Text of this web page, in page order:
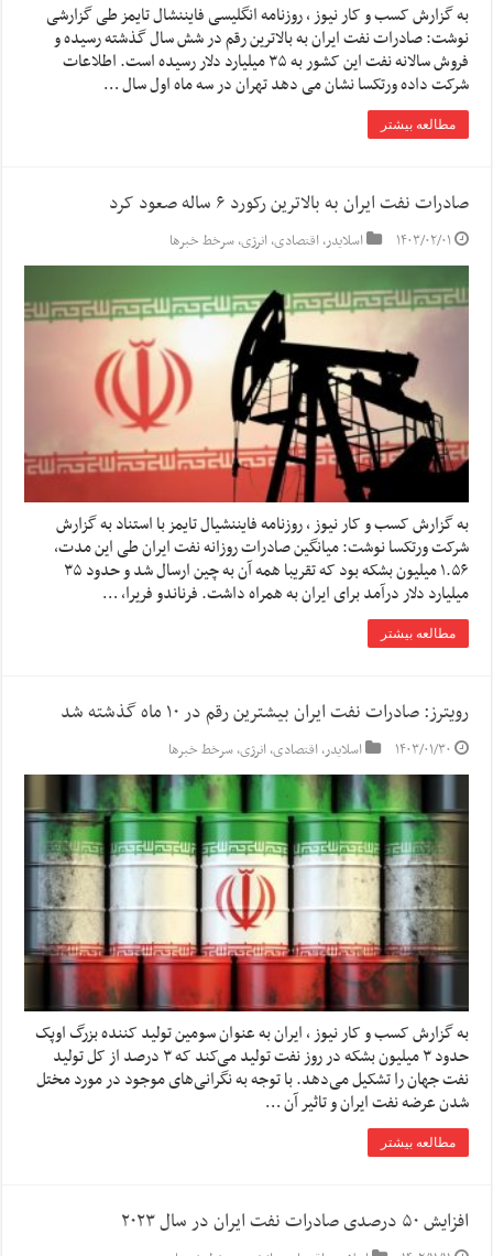
به گزارش کسب و کار نیوز ، روزنامه انگلیسی فایننشال تایمز طی گزارشی
نوشت: صادرات نفت ایران به بالاترین رقم در شش سال گذشته رسیده و
فروش سالانه نفت این کشور به ۳۵ میلیارد دلار رسیده است. اطلاعات
شرکت داده ورتکسا نشان می دهد تهران در سه ماه اول سال …
مطالعه بیشتر
صادرات نفت ایران به بالاترین رکورد ۶ ساله صعود کرد
۱۴۰۳/۰۲/۰۱ اسلایدر,اقتصادی,انرژی,سرخط خبرها
به گزارش کسب و کار نیوز ، روزنامه فایننشیال تایمز با استناد به گزارش
شرکت ورتکسا نوشت: میانگین صادرات روزانه نفت ایران طی این مدت،
۱.۵۶ میلیون بشکه بود که تقریبا همه آن به چین ارسال شد و حدود ۳۵
میلیارد دلار درآمد برای ایران به همراه داشت. فرناندو فریرا، …
مطالعه بیشتر
رویترز:‌ صادرات نفت ایران بیشترین رقم در ۱۰ ماه گذشته شد
۱۴۰۳/۰۱/۳۰ اسلایدر,اقتصادی,انرژی,سرخط خبرها
به گزارش کسب و کار نیوز ، ایران به عنوان سومین تولید کننده بزرگ اوپک
حدود ۳ میلیون بشکه در روز نفت تولید می‌کند که ۳ درصد از کل تولید
نفت جهان را تشکیل می‌دهد. با توجه به نگرانی‌های موجود در مورد مختل
شدن عرضه نفت ایران و تاثیر آن …
مطالعه بیشتر
افزایش ۵۰ درصدی صادرات نفت ایران در سال ۲۰۲۳